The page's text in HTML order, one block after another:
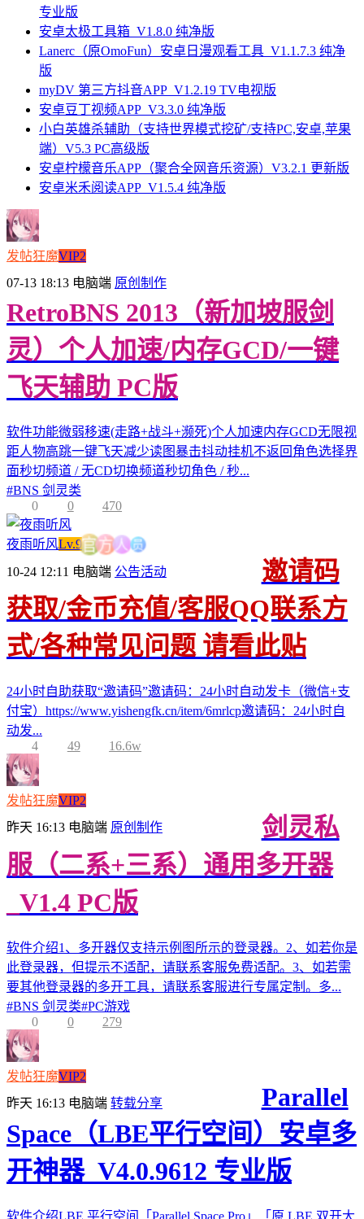
专业版
安卓太极工具箱_V1.8.0 纯净版
Lanerc（原OmoFun）安卓日漫观看工具_V1.1.7.3 纯净
版
myDV 第三方抖音APP_V1.2.19 TV电视版
安卓豆丁视频APP_V3.3.0 纯净版
小白英雄杀辅助（支持世界模式挖矿/支持PC,安卓,苹果
端）V5.3 PC高级版
安卓柠檬音乐APP（聚合全网音乐资源）V3.2.1 更新版
安卓米禾阅读APP_V1.5.4 纯净版
发帖狂魔VIP2
07-13 18:13 电脑端 原创制作
RetroBNS 2013（新加坡服剑
灵）个人加速/内存GCD/一键
飞天辅助 PC版
软件功能微弱移速(走路+战斗+濒死)个人加速内存GCD无限视
距人物高跳一键飞天减少读图暴击抖动挂机不返回角色选择界
面秒切频道 / 无CD切换频道秒切角色 / 秒...
#BNS 剑灵类
0
0 470
夜雨听风Lv.9官 方人员
10-24 12:11 电脑端 公告活动
邀请码
获取/金币充值/客服QQ联系方
式/各种常见问题 请看此贴
24小时自助获取“邀请码”邀请码：24小时自动发卡（微信+支
付宝）https://www.yishengfk.cn/item/6mrlcp邀请码：24小时自
动发...
4
49 16.6w
发帖狂魔VIP2
昨天 16:13 电脑端 原创制作
剑灵私
服（二系+三系）通用多开器
_V1.4 PC版
软件介绍1、多开器仅支持示例图所示的登录器。2、如若你是
此登录器，但提示不适配，请联系客服免费适配。3、如若需
要其他登录器的多开工具，请联系客服进行专属定制。多...
#BNS 剑灵类#PC游戏
0
0 279
发帖狂魔VIP2
昨天 16:13 电脑端 转载分享
Parallel
Space（LBE平行空间）安卓多
开神器_V4.0.9612 专业版
软件介绍LBE 平行空间「Parallel Space Pro」「原 LBE 双开大